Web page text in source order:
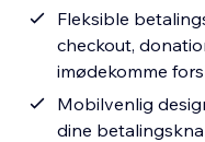
Fleksible
checkout,
imødekomme
Mobilvenlig
dine